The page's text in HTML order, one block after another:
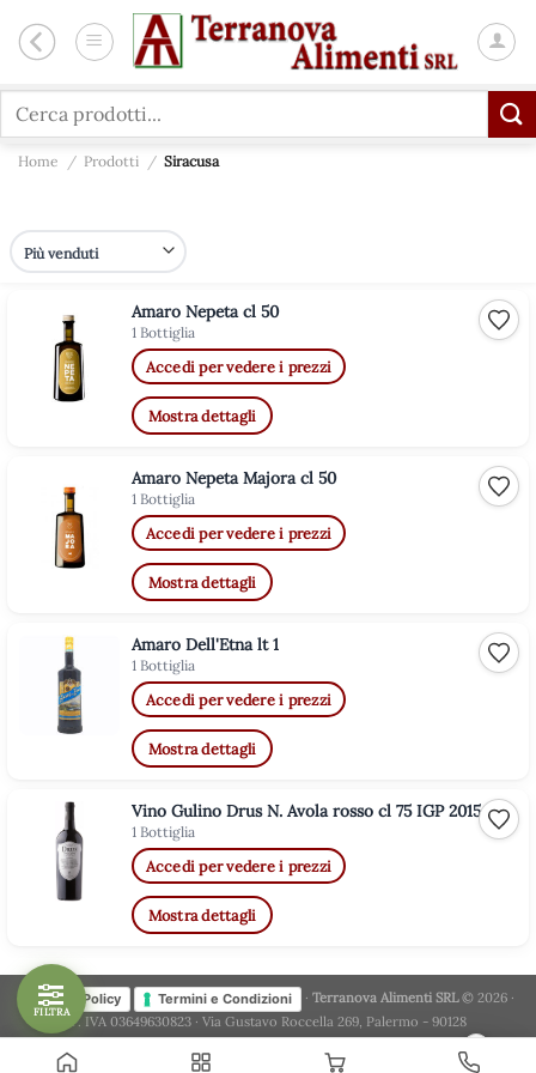
Cerca:
Home / Prodotti / Siracusa
FILTRA
Amaro Nepeta cl 50
1 Bottiglia
Accedi per vedere i prezzi
Mostra dettagli
Amaro Nepeta Majora cl 50
1 Bottiglia
Accedi per vedere i prezzi
Mostra dettagli
Amaro Dell'Etna lt 1
1 Bottiglia
Accedi per vedere i prezzi
Mostra dettagli
Vino Gulino Drus N. Avola rosso cl 75 IGP 2015
1 Bottiglia
Accedi per vedere i prezzi
Mostra dettagli
Privacy Policy Termini e Condizioni · Terranova Alimenti SRL© 2026 ·
P. IVA 03649630823 · Via Gustavo Roccella 269, Palermo - 90128
×